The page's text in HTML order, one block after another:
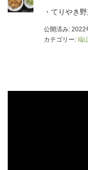
・てりやき
公開済み: 2022
カテゴリー: 端